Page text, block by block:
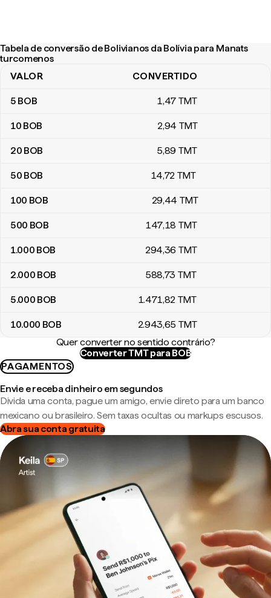
Tabela de conversão de Bolivianos da Bolívia para Manats
turcomenos
Tabela de conversão de Bolivianos da Bolívia para Manats
VALOR CONVERTIDO
5 BOB 1,47 TMT
10 BOB 2,94 TMT
20 BOB 5,89 TMT
50 BOB 14,72 TMT
100 BOB 29,44 TMT
500 BOB 147,18 TMT
1.000 BOB 294,36 TMT
2.000 BOB 588,73 TMT
5.000 BOB 1.471,82 TMT
10.000 BOB 2.943,65 TMT
Quer converter no sentido contrário?
Converter TMT para BOB
PAGAMENTOS
Envie e receba dinheiro em segundos
Divida uma conta, pague um amigo, envie direto para um banco
mexicano ou brasileiro. Sem taxas ocultas ou markups escusos.
Abra sua conta gratuita